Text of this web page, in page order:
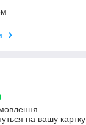
на вашу картку